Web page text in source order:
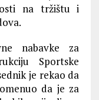
na tržištu i
nabavke za
Sportske
je rekao da
da je za